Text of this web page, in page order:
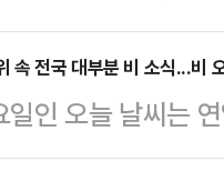
▲강원 동
▲광주, 전
, 경북, 울릉도,
지겠고, 곳곳에 소
데 중부지방은 대
가 내리겠다"라고
후에는 그 밖의
속 전국 대부분 비 소식...비
일인 오늘 날씨는
가 내리겠다.기상